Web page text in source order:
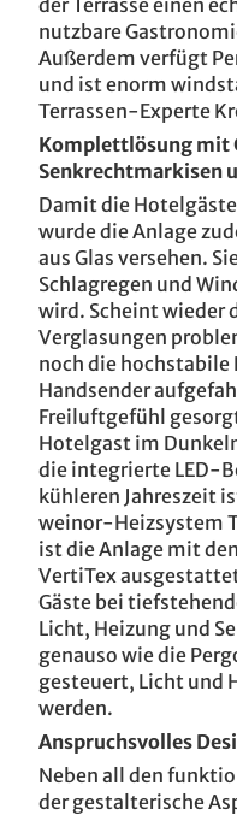
der Terrasse einen
nutzbare
Außerdem verfügt
und ist enorm
Terrassen-Experte
Komplettlösung mit
Senkrechtmarkisen
Damit die
wurde die Anlage
aus Glas versehen.
Schlagregen und
wird. Scheint wieder
Verglasungen
noch die hochstabile
Handsender
Freiluftgefühl
Hotelgast im
die integrierte LED-
kühleren Jahreszeit
weinor-Heizsystem
ist die Anlage mit
VertiTex
Gäste bei
Licht, Heizung und
genauso wie die
gesteuert, Licht und
werden.
Anspruchsvolles
Neben all den
der gestalterische